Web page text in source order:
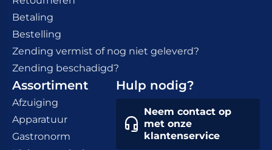
Betaling
Bestelling
Zending vermist of nog niet geleverd?
Zending beschadigd?
Assortiment
Afzuiging
Apparatuur
Gastronorm
Hulp nodig?
Neem contact op
met onze
klantenservice